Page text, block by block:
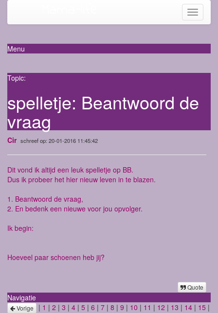
Toggle
Menu
Topic:
spelletje: Beantwoord de
vraag
Cir schreef op: 20-01-2016 11:45:42
Dit vond ik altijd een leuk spelletje op BB.
Dus ik probeer het hier nieuw leven in te blazen.
1. Beantwoord de vraag,
2. En bedenk een nieuwe voor jou opvolger.
Ik begin:
Hoeveel paar schoenen heb jij?
Quote
Navigatie
Vorige | 1 | 2 | 3 | 4 | 5 | 6 | 7 | 8 | 9 | 10 | 11 | 12 | 13 | 14 | 15 |